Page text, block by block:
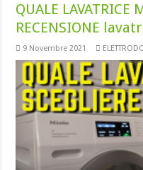
QUALE LAVATRICE
RECENSIONE
9 Novembre 2021